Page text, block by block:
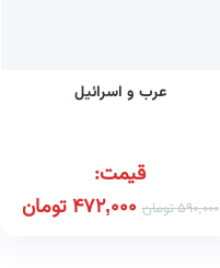
عرب و اسرائیل
قیمت:
590,000تومان 472,000تومان